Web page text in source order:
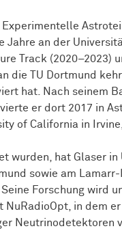
Experimentelle
Jahre an der
Track (2020–2023)
die TU Dortmund
hat. Nach seinem
er dort 2017 in
of California in Irvine,
wurden, hat Glaser in
sowie am
Forschung wird
NuRadioOpt, in dem
Neutrinodetektoren